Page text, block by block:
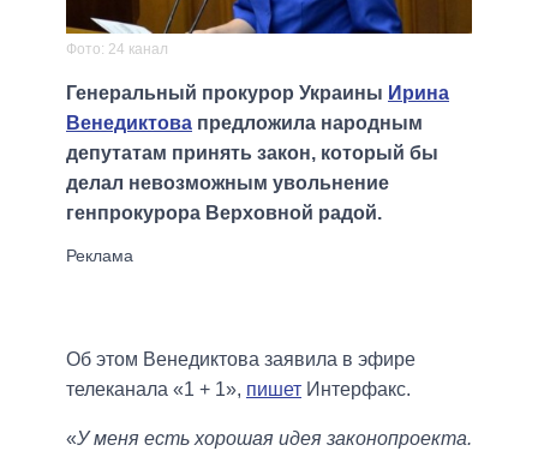
Фото: 24 канал
Генеральный прокурор Украины Ирина
Венедиктова предложила народным
депутатам принять закон, который бы
делал невозможным увольнение
генпрокурора Верховной радой.
Об этом Венедиктова заявила в эфире
телеканала «1 + 1», пишет Интерфакс.
«У меня есть хорошая идея законопроекта.